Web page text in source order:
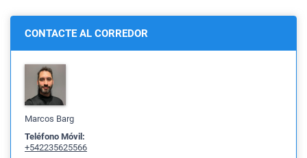
CONTACTE AL CORREDOR
Marcos Barg
Teléfono Móvil:
+542235625566